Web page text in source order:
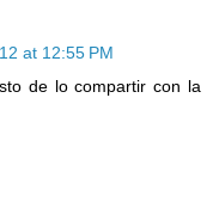
at 12:55 PM
de lo compartir con la